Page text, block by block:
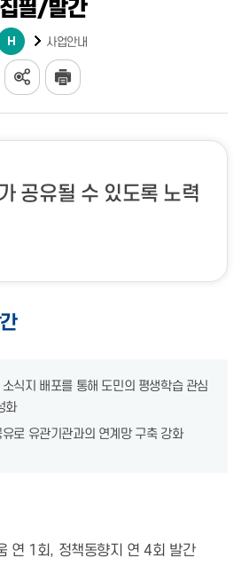
집필/발간
사업안내
공유될 수 있도록 노력
식지 배포를 통해 도민의 평생학습 관심
화
로 유관기관과의 연계망 구축 강화
연 1회, 정책동향지 연 4회 발간